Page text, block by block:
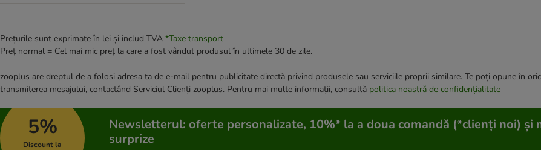
Prețurile sunt exprimate în lei și includ TVA *Taxe transport
Preț normal = Cel mai mic preț la care a fost vândut produsul în ultimele 30 de zile.
zooplus are dreptul de a folosi adresa ta de e-mail pentru publicitate directă privind produsele sau serviciile proprii similare. Te poți opune în
transmiterea mesajului, contactând Serviciul Clienți zooplus. Pentru mai multe informații, consultă politica noastră de confidențialitate
5%
Discount la
Newsletterul: oferte personalizate, 10%* la a doua comandă (*clienți noi) și
surprize